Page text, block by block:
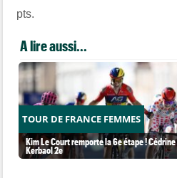
pts.
A lire aussi...
TOUR DE FRANCE FEMMES
Kim Le Court remporte la 6e étape ! Cédrine
Kerbaol 2e